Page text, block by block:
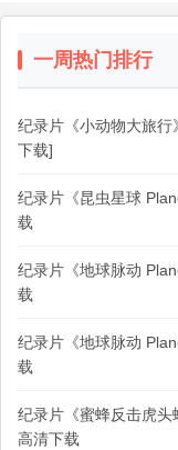
一周热门排行
纪录片《小动物大旅
下载]
纪录片《昆虫星球
载
纪录片《地球脉动
载
纪录片《地球脉动
载
纪录片《蜜蜂反击虎
高清下载